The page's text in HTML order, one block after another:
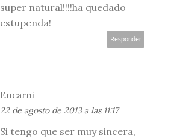
super natural!!!!ha quedado
estupenda!
Responder
Encarni
22 de agosto de 2013 a las 11:17
Si tengo que ser muy sincera,